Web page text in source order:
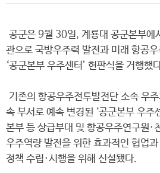
공군은 9월 30일, 계룡대 공군본부에
관으로 국방우주력 발전과 미래 항공
‘공군본부 우주센터’ 현판식을 거행했
기존의 항공우주전투발전단 소속 우
속 부서로 예속 변경된 ‘공군본부 우주
본부 등 상급부대 및 항공우주연구원·
우주역량 발전을 위한 효과적인 협업
정책 수립·시행을 위해 신설됐다.